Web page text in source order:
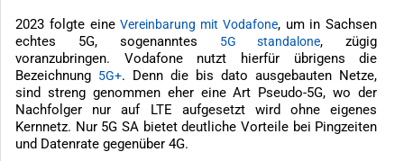
2023 folgte eineVereinbarung mit Vodafone, um in Sachsen
echtes 5G, sogenanntes
5G standalone, zügig
voranzubringen. Vodafone nutzt hierfür übrigens die
Bezeichnung 5G+. Denn die bis dato ausgebauten Netze,
sind streng genommen eher eine Art Pseudo-5G, wo der
Nachfolger nur auf LTE aufgesetzt wird ohne eigenes
Kernnetz. Nur 5G SA bietet deutliche Vorteile bei Pingzeiten
und Datenrate gegenüber 4G.